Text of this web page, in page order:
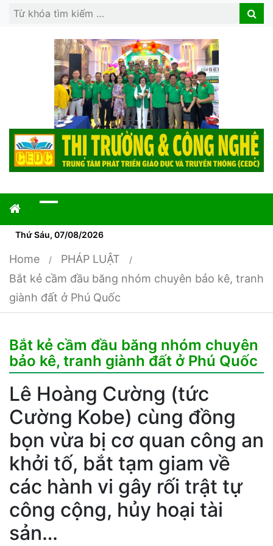
Search
Search
Thứ Sáu, 07/08/2026
Home
PHÁP LUẬT
Bắt kẻ cầm đầu băng nhóm chuyên bảo kê, tranh
giành đất ở Phú Quốc
Bắt kẻ cầm đầu băng nhóm chuyên
bảo kê, tranh giành đất ở Phú Quốc
Lê Hoàng Cường (tức
Cường Kobe) cùng đồng
bọn vừa bị cơ quan công an
khởi tố, bắt tạm giam về
các hành vi gây rối trật tự
công cộng, hủy hoại tài
sản…